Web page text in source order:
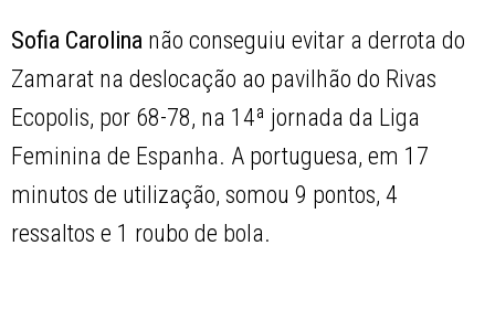
Sofia Carolina não conseguiu evitar a derrota do
Zamarat na deslocação ao pavilhão do Rivas
Ecopolis, por 68-78, na 14ª jornada da Liga
Feminina de Espanha. A portuguesa, em 17
minutos de utilização, somou 9 pontos, 4
ressaltos e 1 roubo de bola.